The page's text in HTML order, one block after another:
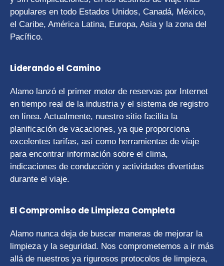
populares en todo Estados Unidos, Canadá, México,
el Caribe, América Latina, Europa, Asia y la zona del
Pacífico.
Liderando el Camino
Alamo lanzó el primer motor de reservas por Internet
en tiempo real de la industria y el sistema de registro
en línea. Actualmente, nuestro sitio facilita la
planificación de vacaciones, ya que proporciona
excelentes tarifas, así como herramientas de viaje
para encontrar información sobre el clima,
indicaciones de conducción y actividades divertidas
durante el viaje.
El Compromiso de Limpieza Completa
Alamo nunca deja de buscar maneras de mejorar la
limpieza y la seguridad. Nos comprometemos a ir más
allá de nuestros ya rigurosos protocolos de limpieza,